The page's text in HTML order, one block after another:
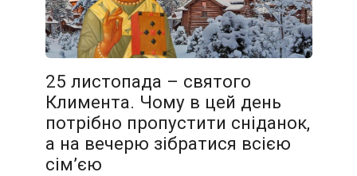
25 листопада – святого
Климента. Чому в цей день
потрібно пропустити сніданок,
а на вечерю зібратися всією
сім’єю